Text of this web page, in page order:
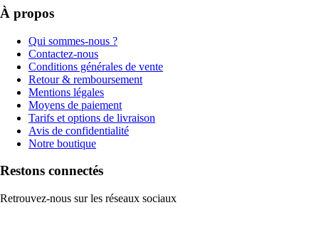
À propos
Qui sommes-nous ?
Contactez-nous
Conditions générales de vente
Retour & remboursement
Mentions légales
Moyens de paiement
Tarifs et options de livraison
Avis de confidentialité
Notre boutique
Restons connectés
Retrouvez-nous sur les réseaux sociaux